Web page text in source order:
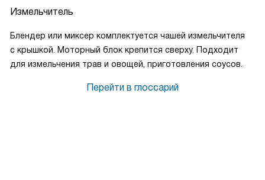
Измельчитель
Блендер или миксер комплектуется чашей измельчителя
с крышкой. Моторный блок крепится сверху. Подходит
для измельчения трав и овощей, приготовления соусов.
Перейти в глоссарий